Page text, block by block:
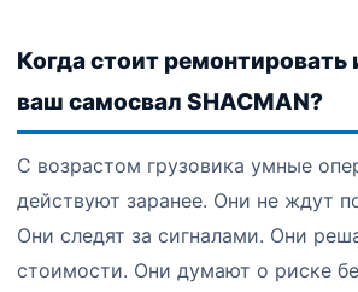
Когда стоит ремонтировать
ваш самосвал SHACMAN?
С возрастом грузовика умные
действуют заранее. Они не ждут
Они следят за сигналами. Они
стоимости. Они думают о риске